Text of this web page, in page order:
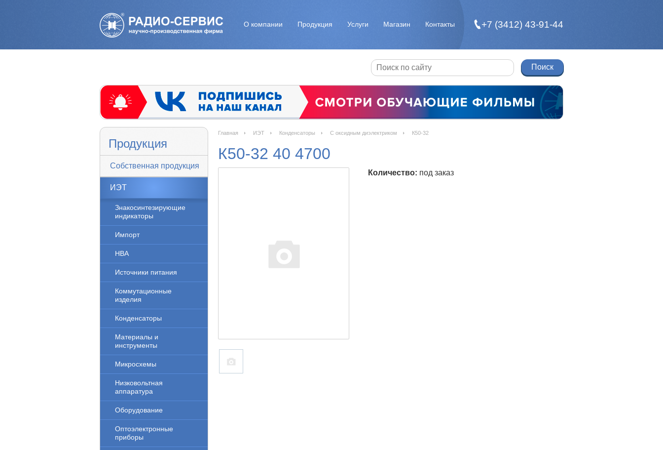
О компании Продукция Услуги Магазин Контакты +7 (3412) 43-91-44
Продукция
Собственная продукция
ИЭТ
Знакосинтезирующие
индикаторы
Импорт
НВА
Источники питания
Коммутационные
изделия
Конденсаторы
Материалы и
инструменты
Микросхемы
Низковольтная
аппаратура
Оборудование
Оптоэлектронные
приборы
Главная ИЭТ Конденсаторы С оксидным диэлектриком К50-32
К50-32 40 4700
Количество: под заказ